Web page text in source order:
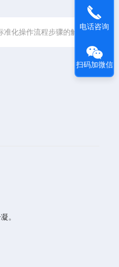
准化操作流程步骤的解析
。
电话咨询
扫码加微信